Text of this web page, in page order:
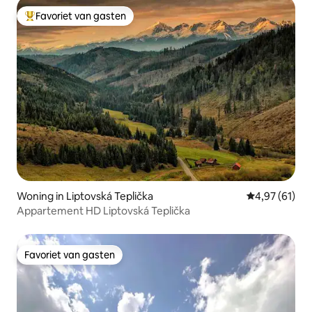
Topfavoriet van gasten
Favoriet van gasten
Woning in Liptovská Teplička Gemiddelde
4,97 (61)
Appartement HD Liptovská Teplička
Favoriet van gasten
Favoriet van gasten